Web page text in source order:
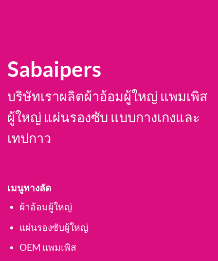
SIZE ที่มีจำหน่าย
SIZE ที่มีจำหน่าย
XL
Sabaipers
บริษัทเราผลิตผ้าอ้อมผู้ใหญ่ แพมเพิส
ผู้ใหญ่ แผ่นรองซับ แบบกางเกงและ
เทปกาว
เมนูทางลัด
ผ้าอ้อมผู้ใหญ่
แผ่นรองซับผู้ใหญ่
OEM แพมเพิส